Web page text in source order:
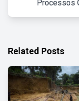
Processos
Related Posts